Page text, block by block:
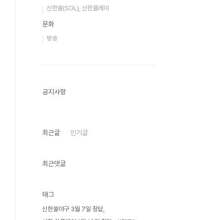
신한쏠(SOL), 신한플레이
문화
방송
공지사항
최근글 인기글
최근댓글
태그
신한쏠야구 3월 7일 정답